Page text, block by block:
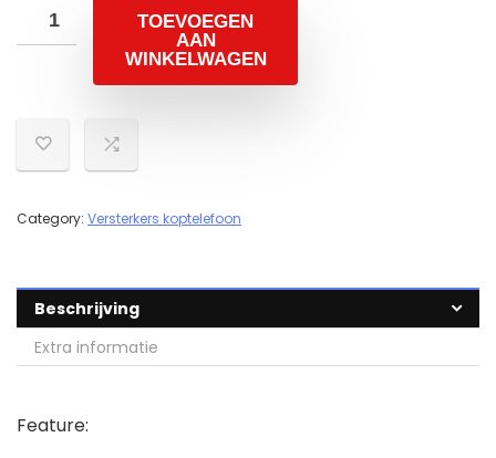
TOEVOEGEN
AAN
WINKELWAGEN
Category: Versterkers koptelefoon
Beschrijving
Extra informatie
Feature: